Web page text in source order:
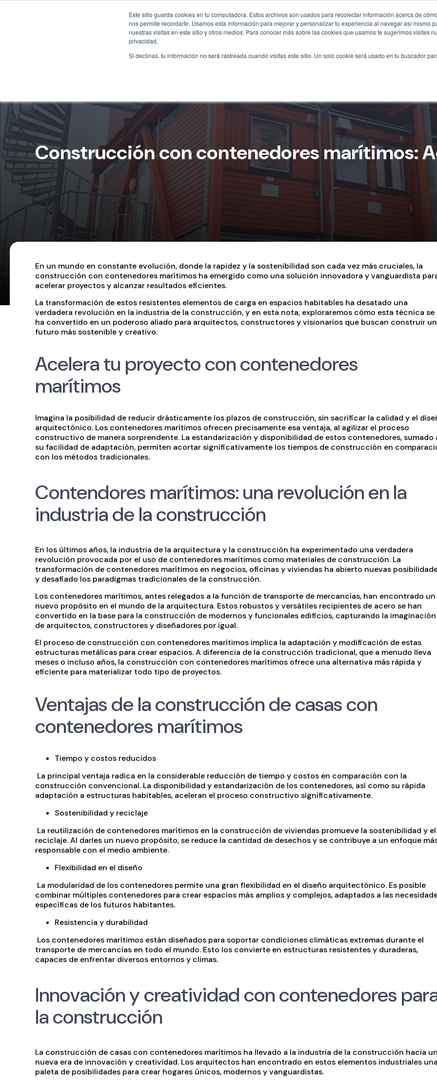
Este sitio guarda cookies en tu computadora. Estos archivos son usados para recolectar información acerca de
nos permite recordarte. Usamos esta información para mejorar y personalizar tu experiencia al navegar así mismo
nuestras visitas en este sitio y otros medios. Para conocer más sobre las cookies que usamos te sugerimos visites
privacidad.
Si declinas, tu información no será rastreada cuando visitas este sitio. Un solo cookie será usado en tu buscador
Soluciones
Construcción con contenedores marítimos:
En un mundo en constante evolución, donde la rapidez y la sostenibilidad son cada vez más cruciales, la
construcción con contenedores marítimos ha emergido como una solución innovadora y vanguardista
acelerar proyectos y alcanzar resultados eficientes.
La transformación de estos resistentes elementos de carga en espacios habitables ha desatado una
verdadera revolución en la industria de la construcción, y en esta nota, exploraremos cómo esta técnica se
ha convertido en un poderoso aliado para arquitectos, constructores y visionarios que buscan construir un
futuro más sostenible y creativo.
Acelera tu proyecto con contenedores
marítimos
Imagina la posibilidad de reducir drásticamente los plazos de construcción, sin sacrificar la calidad y el
arquitectónico. Los contenedores marítimos ofrecen precisamente esa ventaja, al agilizar el proceso
constructivo de manera sorprendente. La estandarización y disponibilidad de estos contenedores, sumado
su facilidad de adaptación, permiten acortar significativamente los tiempos de construcción en
con los métodos tradicionales.
Contendores marítimos: una revolución en la
industria de la construcción
En los últimos años, la industria de la arquitectura y la construcción ha experimentado una verdadera
revolución provocada por el uso de contenedores marítimos como materiales de construcción. La
transformación de contenedores marítimos en negocios, oficinas y viviendas ha abierto nuevas
y desafiado los paradigmas tradicionales de la construcción.
Los contenedores marítimos, antes relegados a la función de transporte de mercancías, han encontrado un
nuevo propósito en el mundo de la arquitectura. Estos robustos y versátiles recipientes de acero se han
convertido en la base para la construcción de modernos y funcionales edificios, capturando la imaginación
de arquitectos, constructores y diseñadores por igual.
El proceso de construcción con contenedores marítimos implica la adaptación y modificación de estas
estructuras metálicas para crear espacios. A diferencia de la construcción tradicional, que a menudo lleva
meses o incluso años, la construcción con contenedores marítimos ofrece una alternativa más rápida y
eficiente para materializar todo tipo de proyectos.
Ventajas de la construcción de casas con
contenedores marítimos
Tiempo y costos reducidos
La principal ventaja radica en la considerable reducción de tiempo y costos en comparación con la
construcción convencional. La disponibilidad y estandarización de los contenedores, así como su rápida
adaptación a estructuras habitables, aceleran el proceso constructivo significativamente.
Sostenibilidad y reciclaje
La reutilización de contenedores marítimos en la construcción de viviendas promueve la sostenibilidad y el
reciclaje. Al darles un nuevo propósito, se reduce la cantidad de desechos y se contribuye a un enfoque
responsable con el medio ambiente.
Flexibilidad en el diseño
La modularidad de los contenedores permite una gran flexibilidad en el diseño arquitectónico. Es posible
combinar múltiples contenedores para crear espacios más amplios y complejos, adaptados a las
específicas de los futuros habitantes.
Resistencia y durabilidad
Los contenedores marítimos están diseñados para soportar condiciones climáticas extremas durante el
transporte de mercancías en todo el mundo. Esto los convierte en estructuras resistentes y duraderas,
capaces de enfrentar diversos entornos y climas.
Innovación y creatividad con contenedores
la construcción
La construcción de casas con contenedores marítimos ha llevado a la industria de la construcción hacia
nueva era de innovación y creatividad. Los arquitectos han encontrado en estos elementos industriales
paleta de posibilidades para crear hogares únicos, modernos y vanguardistas.